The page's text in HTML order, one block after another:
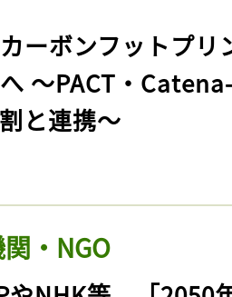
カーボンフットプリ
〜PACT・
と連携〜
・NGO